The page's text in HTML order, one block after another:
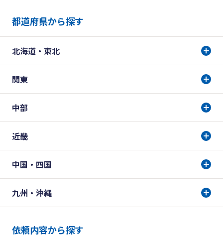
都道府県から探す
北海道・東北
関東
中部
近畿
中国・四国
九州・沖縄
依頼内容から探す